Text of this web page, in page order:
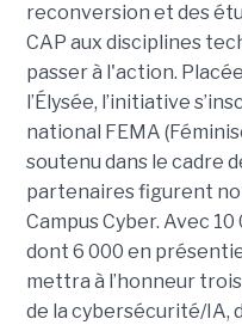
reconversion et des
CAP aux disciplines
passer à l'action.
l’Élysée, l’initiative
national FEMA
soutenu dans le cadre
partenaires figurent
Campus Cyber. Avec
dont 6 000 en
mettra à l’honneur
de la cybersécurité/IA,